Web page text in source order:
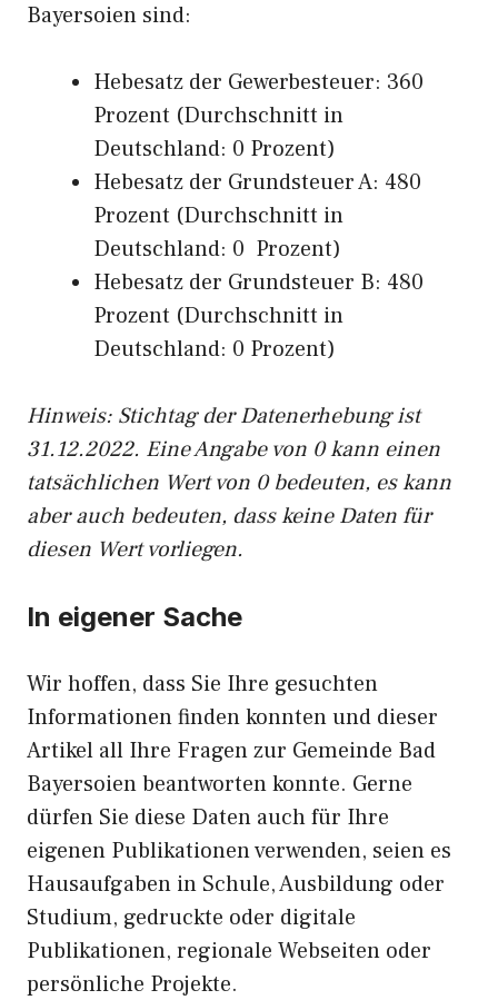
Bayersoien sind:
Hebesatz der Gewerbesteuer: 360
Prozent (Durchschnitt in
Deutschland: 0 Prozent)
Hebesatz der Grundsteuer A: 480
Prozent (Durchschnitt in
Deutschland: 0 Prozent)
Hebesatz der Grundsteuer B: 480
Prozent (Durchschnitt in
Deutschland: 0 Prozent)
Hinweis: Stichtag der Datenerhebung ist
31.12.2022. Eine Angabe von 0 kann einen
tatsächlichen Wert von 0 bedeuten, es kann
aber auch bedeuten, dass keine Daten für
diesen Wert vorliegen.
In eigener Sache
Wir hoffen, dass Sie Ihre gesuchten
Informationen finden konnten und dieser
Artikel all Ihre Fragen zur Gemeinde Bad
Bayersoien beantworten konnte. Gerne
dürfen Sie diese Daten auch für Ihre
eigenen Publikationen verwenden, seien es
Hausaufgaben in Schule, Ausbildung oder
Studium, gedruckte oder digitale
Publikationen, regionale Webseiten oder
persönliche Projekte.